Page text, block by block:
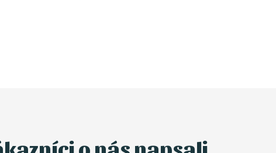
o nás napsali